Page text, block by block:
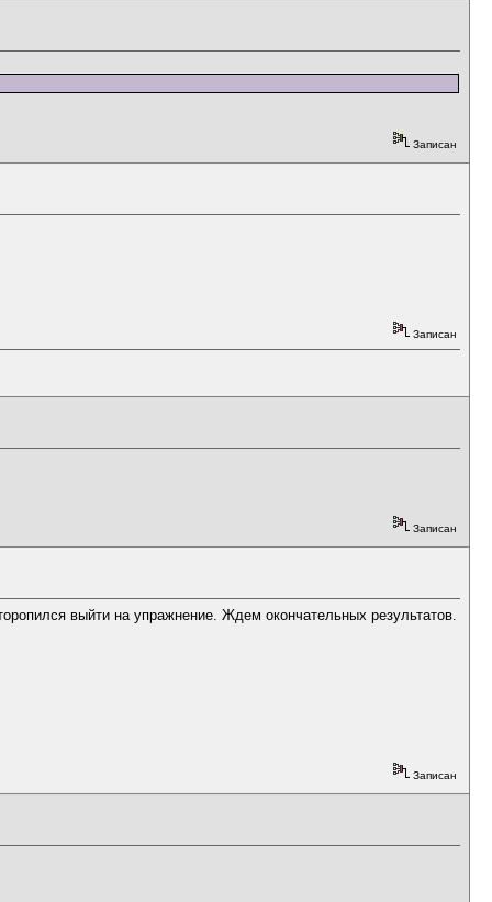
Записан
Записан
Записан
выйти на упражнение. Ждем окончательных результатов.
Записан